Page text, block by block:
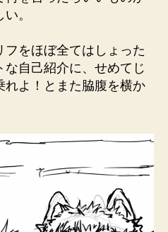
。
をほぼ全てはしょった
自己紹介に、せめてじ
れよ！とまた脇腹を横か